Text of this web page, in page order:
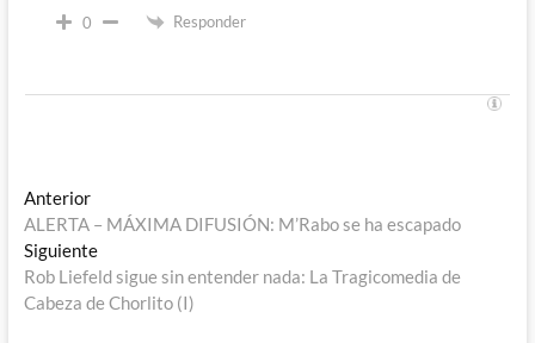
0 Responder
Navegación
de
entradas
AnteriorEntrada
anterior:
ALERTA – MÁXIMA DIFUSIÓN: M’Rabo se ha escapado
SiguienteEntrada
siguiente:
Rob Liefeld sigue sin entender nada: La Tragicomedia de
Cabeza de Chorlito (I)